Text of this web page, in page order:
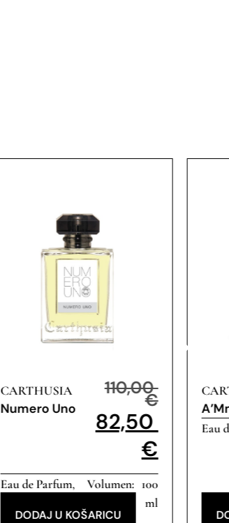
CARTHUSIA
Numero Uno
110,00
€
82,50
€
Eau de Parfum,
100
ml
DODAJ U KOŠARICU
Eau